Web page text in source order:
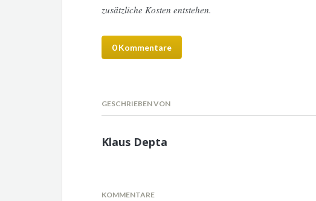
zusätzliche Kosten entstehen.
0 Kommentare
GESCHRIEBEN VON
Klaus Depta
KOMMENTARE